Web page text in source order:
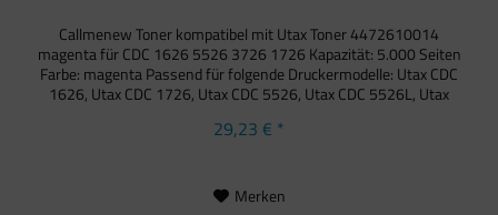
Callmenew Toner kompatibel mit Utax Toner 4472610014
magenta für CDC 1626 5526 3726 1726 Kapazität: 5.000 Seiten
Farbe: magenta Passend für folgende Druckermodelle: Utax CDC
1626, Utax CDC 1726, Utax CDC 5526, Utax CDC 5526L, Utax
29,23 € *
Merken